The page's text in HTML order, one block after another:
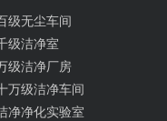
级无尘车间
级洁净室
级洁净厂房
万级洁净车间
净净化实验室